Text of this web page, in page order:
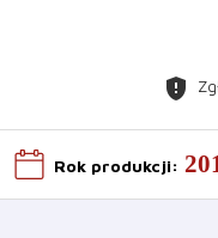
gpp_maybe
Rok produkcji: